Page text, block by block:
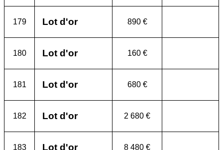
179 Lot d'or 890 €
180 Lot d'or 160 €
181 Lot d'or 680 €
182 Lot d'or 2 680 €
183 Lot d'or 8 480 €